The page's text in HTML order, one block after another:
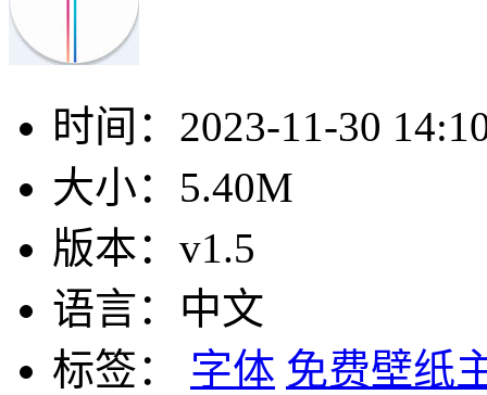
时间： 2023-11-30
大小： 5.40M
版本： v1.5
语言： 中文
标签：
字体 免费壁纸